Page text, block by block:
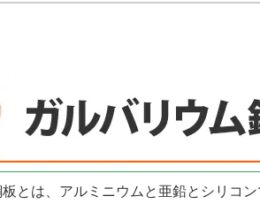
とは、アルミニウムと亜鉛とシリコ